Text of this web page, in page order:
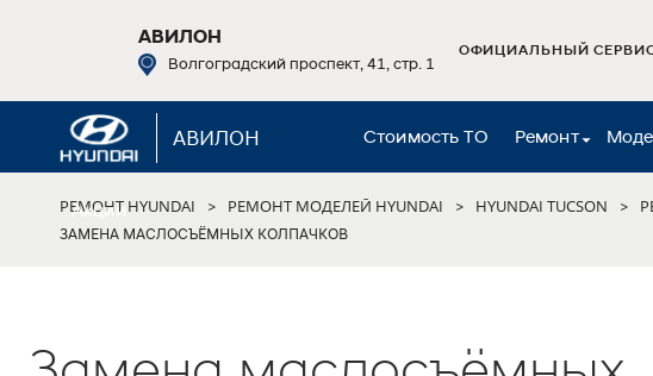
АВИЛОН
Волгоградский проспект, 41, стр. 1
ОФИЦИАЛЬНЫЙ
АВИЛОН Стоимость ТО Ремонт
Акции
РЕМОНТ HYUNDAI > РЕМОНТ МОДЕЛЕЙ HYUNDAI > HYUNDAI TUCSON >
ЗАМЕНА МАСЛОСЪЁМНЫХ КОЛПАЧКОВ